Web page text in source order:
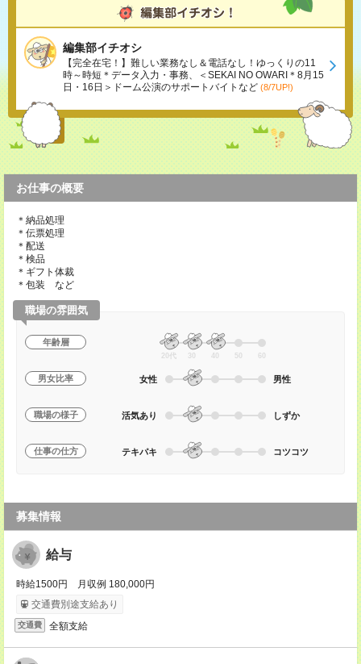
編集部イチオシ
【完全在宅！】難しい業務なし＆電話なし！ゆっくりの11
時～時短＊データ入力・事務、＜SEKAI NO OWARI＊8月15
日・16日＞ドーム公演のサポートバイトなど (8/7UP!)
お仕事の概要
＊納品処理
＊伝票処理
＊配送
＊検品
＊ギフト体裁
＊包装 など
職場の雰囲気
年齢層
20代 30 40 50 60
男女比率 女性 男性
職場の様子 活気あり しずか
仕事の仕方 テキパキ コツコツ
募集情報
給与
時給1500円 月収例 180,000円
交通費別途支給あり
交通費 全額支給